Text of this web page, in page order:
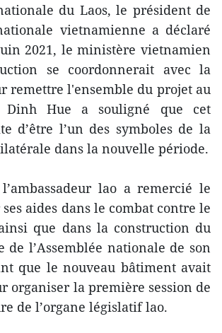
du Laos, le président de
vietnamienne a déclaré
2021, le ministère vietnamien
se coordonnerait avec la
remettre l'ensemble du projet au
Dinh Hue a souligné que cet
d’être l’un des symboles de la
dans la nouvelle période.
lao a remercié le
aides dans le combat contre le
que dans la construction du
de l’Assemblée nationale de son
que le nouveau bâtiment avait
organiser la première session de
de l’organe législatif lao.